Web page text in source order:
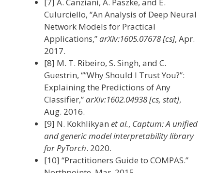
Culurciello, “An Analysis of Deep Neural
Network Models for Practical
Applications,”arXiv:1605.07678 [cs], Apr.
2017.
[8] M. T. Ribeiro, S. Singh, and C.
Guestrin, “”Why Should I Trust You?”:
Explaining the Predictions of Any
Classifier,”arXiv:1602.04938 [cs, stat],
Aug. 2016.
[9] N. Kokhlikyan et al., Captum: A unified
and generic model interpretability library
for PyTorch. 2020.
[10] “Practitioners Guide to COMPAS.”